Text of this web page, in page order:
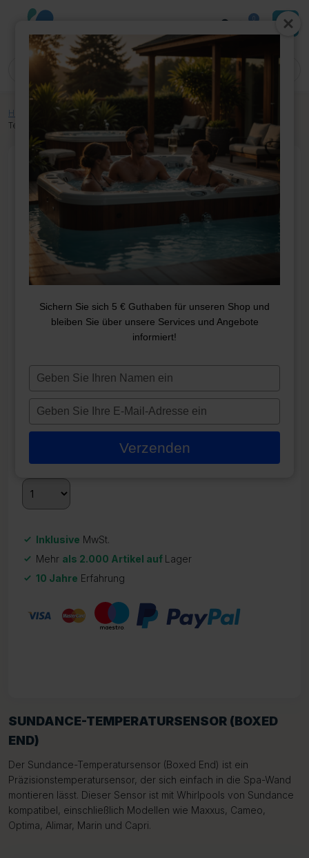
0
Home Whirlpool-Teile Sensoren
Temperatursensor (Boxed End)
SUNDANCE-TEMPERATURSENSOR (BOXED
END)
Der Sundance-Temperatursensor (Boxed End) ist ein
Präzisionstemperatursensor, der sich einfach in die Spa-Wand
montieren lässt. Dieser Sensor ist mit Whirlpools von Sundance
kompatibel, einschließlich Modellen wie Maxxus, Cameo,
Optima, Alimar, Marin und Capri.
END)
ZR-22025
117,95€
Inklusive MwSt.
Mehr als 2.000 Artikel auf Lager
10 Jahre Erfahrung
Sichern Sie sich 5 € Guthaben für unseren Shop und
bleiben Sie über unsere Services und Angebote
informiert!
Typ
naam
Typ
e-
in
Verzenden